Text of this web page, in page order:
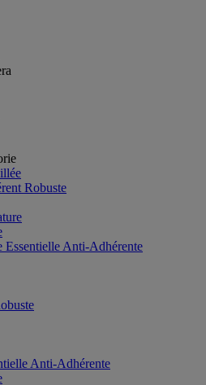
Robuste
Essentielle Anti-Adhérente
Anti-Adhérente